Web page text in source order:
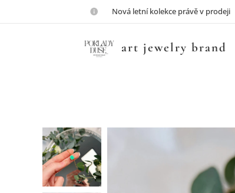
💎Nová letní kolekce právě v prodeji💎
art jewelry brand